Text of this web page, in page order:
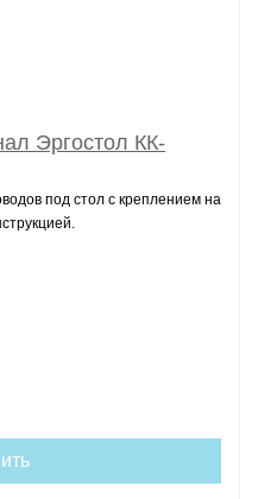
Эргостол КК-
под стол с креплением на